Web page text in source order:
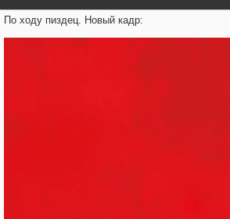
По ходу пиздец. Новый кадр: